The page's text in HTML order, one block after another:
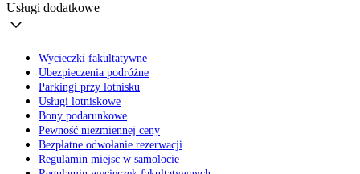
Usługi dodatkowe
Wycieczki fakultatywne
Ubezpieczenia podróżne
Parkingi przy lotnisku
Usługi lotniskowe
Bony podarunkowe
Pewność niezmiennej ceny
Bezpłatne odwołanie rezerwacji
Regulamin miejsc w samolocie